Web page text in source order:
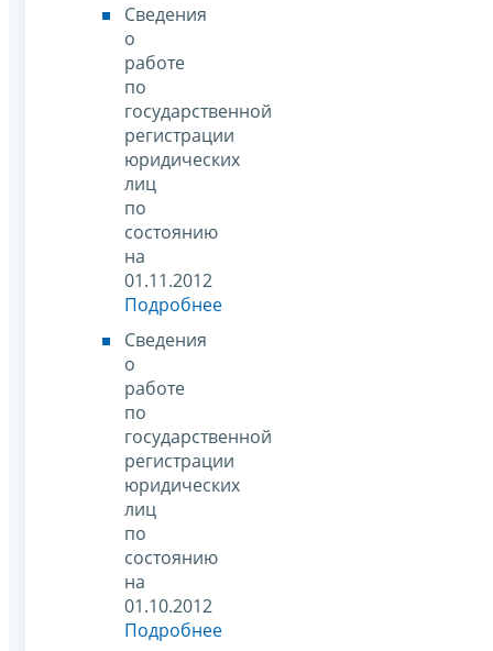
Сведения
о
работе
по
государственной
регистрации
юридических
лиц
по
состоянию
на
01.11.2012
Подробнее
Сведения
о
работе
по
государственной
регистрации
юридических
лиц
по
состоянию
на
01.10.2012
Подробнее